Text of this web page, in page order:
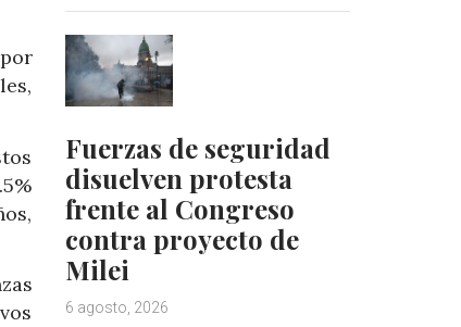
Fuerzas de seguridad
disuelven protesta
frente al Congreso
contra proyecto de
Milei
6 agosto, 2026